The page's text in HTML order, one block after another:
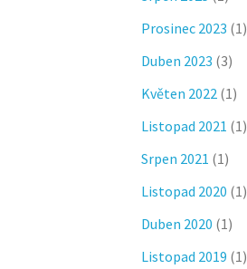
Prosinec 2023 (1)
Duben 2023 (3)
Květen 2022 (1)
Listopad 2021 (1)
Srpen 2021 (1)
Listopad 2020 (1)
Duben 2020 (1)
Listopad 2019 (1)